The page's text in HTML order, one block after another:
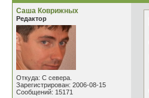
Саша Коврижных
Редактор
Откуда: С севера.
Зарегистрирован: 2006-08-15
Сообщений: 15171